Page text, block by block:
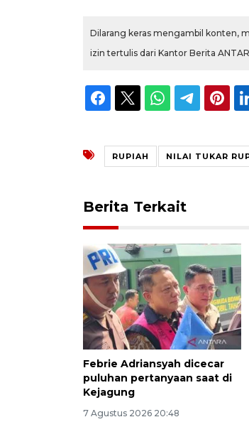
Dilarang keras mengambil konten,
izin tertulis dari Kantor Berita
RUPIAH NILAI TUKAR
Berita Terkait
Febrie Adriansyah dicecar
puluhan pertanyaan saat di
Kejagung
7 Agustus 2026 20:48